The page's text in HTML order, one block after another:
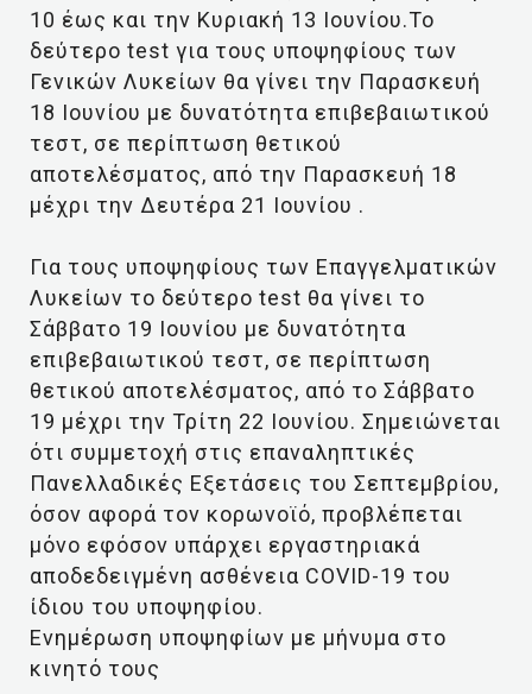
10 έως και την Κυριακή 13 Ιουνίου.Το
δεύτερο test για τους υποψηφίους των
Γενικών Λυκείων θα γίνει την Παρασκευή
18 Ιουνίου με δυνατότητα επιβεβαιωτικού
τεστ, σε περίπτωση θετικού
αποτελέσματος, από την Παρασκευή 18
μέχρι την Δευτέρα 21 Ιουνίου .
Για τους υποψηφίους των Επαγγελματικών
Λυκείων το δεύτερο test θα γίνει το
Σάββατο 19 Ιουνίου με δυνατότητα
επιβεβαιωτικού τεστ, σε περίπτωση
θετικού αποτελέσματος, από το Σάββατο
19 μέχρι την Τρίτη 22 Ιουνίου. Σημειώνεται
ότι συμμετοχή στις επαναληπτικές
Πανελλαδικές Εξετάσεις του Σεπτεμβρίου,
όσον αφορά τον κορωνοϊό, προβλέπεται
μόνο εφόσον υπάρχει εργαστηριακά
αποδεδειγμένη ασθένεια COVID-19 του
ίδιου του υποψηφίου.
Ενημέρωση υποψηφίων με μήνυμα στο
κινητό τους